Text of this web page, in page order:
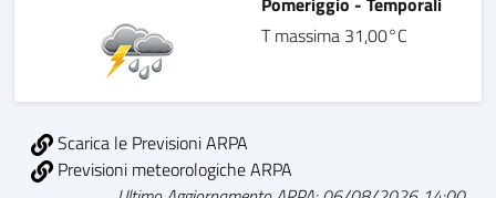
T massima 31,00°C
Scarica le Previsioni ARPA
Previsioni meteorologiche ARPA